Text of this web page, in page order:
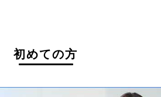
買取できない商品